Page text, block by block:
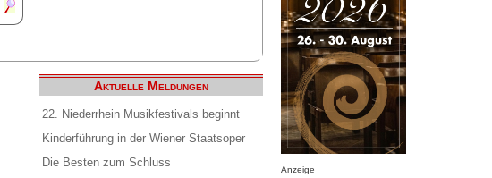
Aktuelle Meldungen
22. Niederrhein Musikfestivals beginnt
Kinderführung in der Wiener Staatsoper
Die Besten zum Schluss
Anzeige